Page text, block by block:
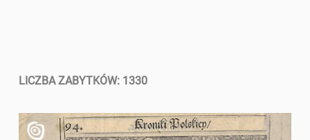
LICZBA ZABYTKÓW: 1330